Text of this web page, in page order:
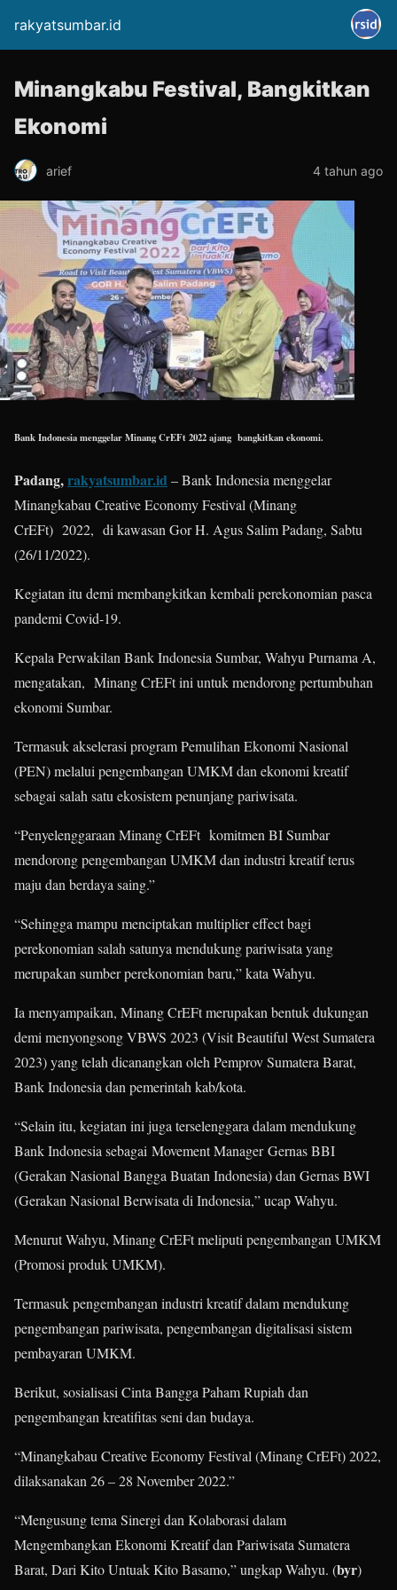
rakyatsumbar.id
Minangkabu Festival, Bangkitkan
Ekonomi
arief 4 tahun ago
Bank Indonesia menggelar Minang CrEFt 2022 ajang bangkitkan ekonomi.
Padang,rakyatsumbar.id– Bank Indonesia menggelar
Minangkabau Creative Economy Festival (Minang
CrEFt) 2022, di kawasan Gor H. Agus Salim Padang, Sabtu
(26/11/2022).
Kegiatan itu demi membangkitkan kembali perekonomian pasca
pandemi Covid-19.
Kepala Perwakilan Bank Indonesia Sumbar, Wahyu Purnama A,
mengatakan, Minang CrEFt ini untuk mendorong pertumbuhan
ekonomi Sumbar.
Termasuk akselerasi program Pemulihan Ekonomi Nasional
(PEN) melalui pengembangan UMKM dan ekonomi kreatif
sebagai salah satu ekosistem penunjang pariwisata.
“Penyelenggaraan Minang CrEFt komitmen BI Sumbar
mendorong pengembangan UMKM dan industri kreatif terus
maju dan berdaya saing.”
“Sehingga mampu menciptakan multiplier effect bagi
perekonomian salah satunya mendukung pariwisata yang
merupakan sumber perekonomian baru,” kata Wahyu.
Ia menyampaikan, Minang CrEFt merupakan bentuk dukungan
demi menyongsong VBWS 2023 (Visit Beautiful West Sumatera
2023) yang telah dicanangkan oleh Pemprov Sumatera Barat,
Bank Indonesia dan pemerintah kab/kota.
“Selain itu, kegiatan ini juga terselenggara dalam mendukung
Bank Indonesia sebagai Movement Manager Gernas BBI
(Gerakan Nasional Bangga Buatan Indonesia) dan Gernas BWI
(Gerakan Nasional Berwisata di Indonesia,” ucap Wahyu.
Menurut Wahyu, Minang CrEFt meliputi pengembangan UMKM
(Promosi produk UMKM).
Termasuk pengembangan industri kreatif dalam mendukung
pengembangan pariwisata, pengembangan digitalisasi sistem
pembayaran UMKM.
Berikut, sosialisasi Cinta Bangga Paham Rupiah dan
pengembangan kreatifitas seni dan budaya.
“Minangkabau Creative Economy Festival (Minang CrEFt) 2022,
dilaksanakan 26 – 28 November 2022.”
“Mengusung tema Sinergi dan Kolaborasi dalam
Mengembangkan Ekonomi Kreatif dan Pariwisata Sumatera
Barat, Dari Kito Untuak Kito Basamo,” ungkap Wahyu. (byr)